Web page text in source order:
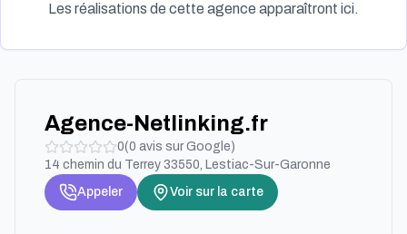
Les réalisations de cette agence apparaîtront ici.
Agence-Netlinking.fr
0(0 avis sur Google)
14 chemin du Terrey 33550, Lestiac-Sur-Garonne
Appeler
Voir sur la carte